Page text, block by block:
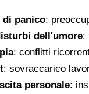
di panico:
dell'umore:
: conflitti
: sovraccarico
personale: